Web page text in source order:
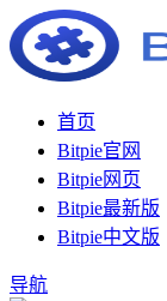
首页
Bitpie官网
Bitpie网页
Bitpie最新版
Bitpie中文版
导航